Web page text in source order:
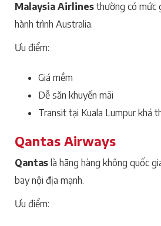
Malaysia Airlines thường có mức
hành trình Australia.
Ưu điểm:
Giá mềm
Dễ săn khuyến mãi
Transit tại Kuala Lumpur khá
Qantas Airways
Qantas là hãng hàng không quốc
bay nội địa mạnh.
Ưu điểm: